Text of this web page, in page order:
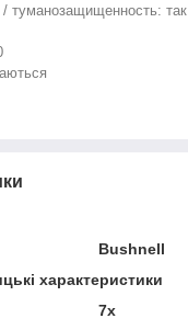
/ туманозащищенность: так
Bushnell
характеристики
7x